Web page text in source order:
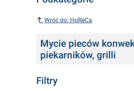
Wróć do: HoReCa
Mycie pieców
piekarników, grilli
Filtry